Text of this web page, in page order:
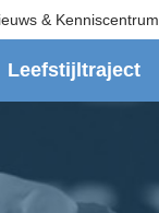
& Kenniscentrum
Leefstijltraject